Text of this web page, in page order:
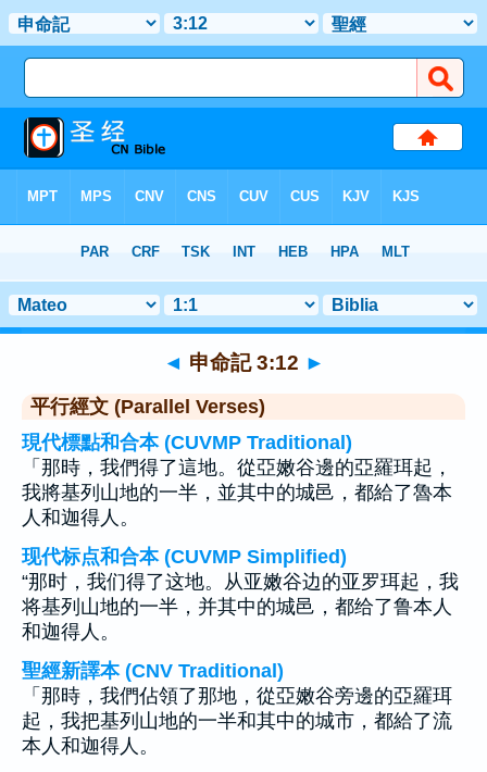
> 聖經金句 12
◄ 申命記 3:12 ►
平行經文 (Parallel Verses)
現代標點和合本 (CUVMP Traditional)
「那時，我們得了這地。從亞嫩谷邊的亞羅珥起，
我將基列山地的一半，並其中的城邑，都給了魯本
人和迦得人。
现代标点和合本 (CUVMP Simplified)
“那时，我们得了这地。从亚嫩谷边的亚罗珥起，我
将基列山地的一半，并其中的城邑，都给了鲁本人
和迦得人。
聖經新譯本 (CNV Traditional)
「那時，我們佔領了那地，從亞嫩谷旁邊的亞羅珥
起，我把基列山地的一半和其中的城市，都給了流
本人和迦得人。